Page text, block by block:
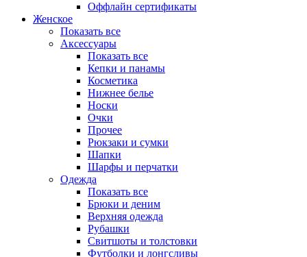
Оффлайн сертификаты
Женское
Показать все
Аксессуары
Показать все
Кепки и панамы
Косметика
Нижнее белье
Носки
Очки
Прочее
Рюкзаки и сумки
Шапки
Шарфы и перчатки
Одежда
Показать все
Брюки и деним
Верхняя одежда
Рубашки
Свитшоты и толстовки
Футболки и лонгсливы